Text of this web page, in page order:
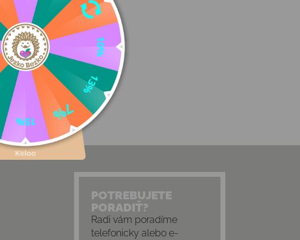
POTREBUJETE
PORADIŤ?
Radi vám poradíme
telefonicky alebo e-